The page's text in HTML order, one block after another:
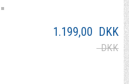
1.199,00 DKK
DKK